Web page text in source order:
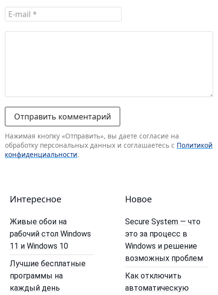
Нажимая кнопку «Отправить», вы даете согласие на
обработку персональных данных и соглашаетесь с Политикой
конфиденциальности.
Интересное
Живые обои на
рабочий стол Windows
11 и Windows 10
Лучшие бесплатные
программы на
каждый день
Новое
Secure System — что
это за процесс в
Windows и решение
возможных проблем
Как отключить
автоматическую